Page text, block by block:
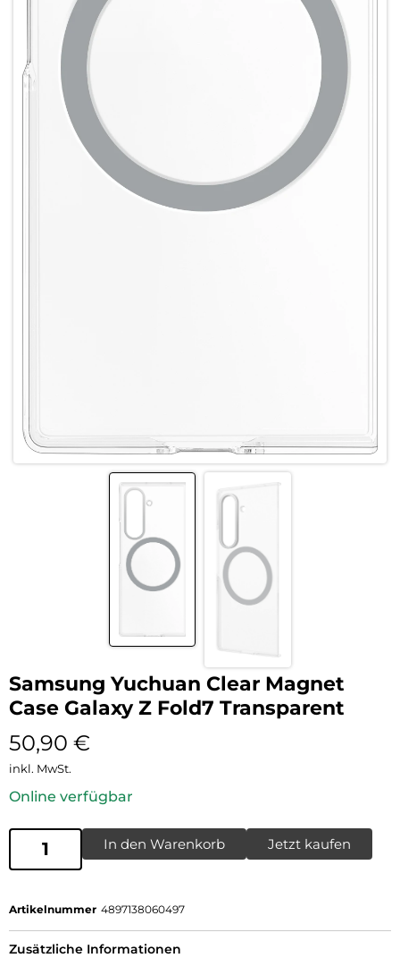
Samsung Yuchuan Clear Magnet
Case Galaxy Z Fold7 Transparent
50,90 €
inkl. MwSt.
Online verfügbar
In den Warenkorb Jetzt kaufen
Artikelnummer 4897138060497
Zusätzliche Informationen